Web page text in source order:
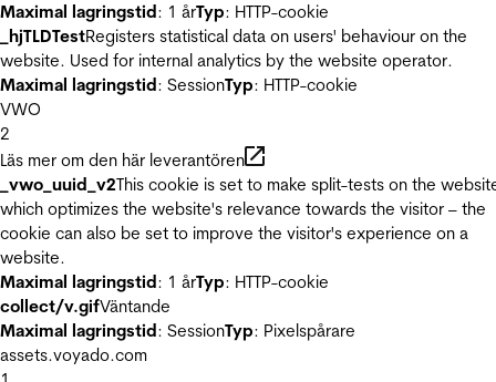
Maximal lagringstid: 1 årTyp: HTTP-cookie
_hjTLDTestRegisters statistical data on users' behaviour on the
website. Used for internal analytics by the website operator.
Maximal lagringstid: SessionTyp: HTTP-cookie
VWO
2
Läs mer om den här leverantören
_vwo_uuid_v2This cookie is set to make split-tests on the
which optimizes the website's relevance towards the visitor – the
cookie can also be set to improve the visitor's experience on a
website.
Maximal lagringstid: 1 årTyp: HTTP-cookie
collect/v.gifVäntande
Maximal lagringstid: SessionTyp: Pixelspårare
assets.voyado.com